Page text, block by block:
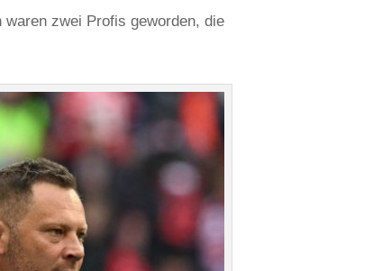
zwei Profis geworden, die